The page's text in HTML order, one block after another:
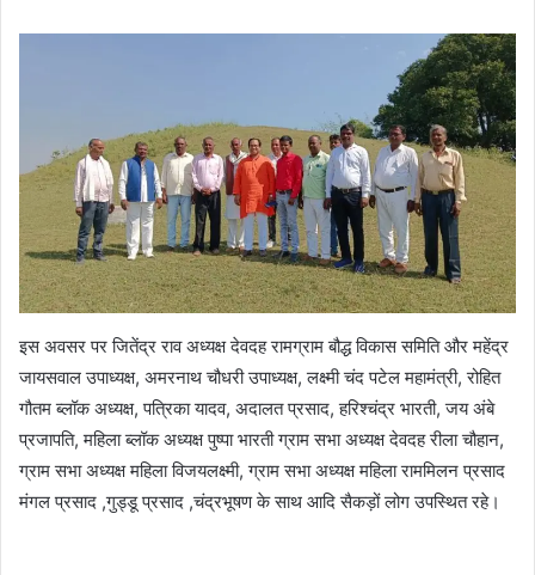
इस अवसर पर जितेंद्र राव अध्यक्ष देवदह रामग्राम बौद्ध विकास समिति और महेंद्र
जायसवाल उपाध्यक्ष, अमरनाथ चौधरी उपाध्यक्ष, लक्ष्मी चंद पटेल महामंत्री, रोहित
गौतम ब्लॉक अध्यक्ष, पत्रिका यादव, अदालत प्रसाद, हरिश्चंद्र भारती, जय अंबे
प्रजापति, महिला ब्लॉक अध्यक्ष पुष्पा भारती ग्राम सभा अध्यक्ष देवदह रीला चौहान,
ग्राम सभा अध्यक्ष महिला विजयलक्ष्मी, ग्राम सभा अध्यक्ष महिला राममिलन प्रसाद
मंगल प्रसाद ,गुड्डू प्रसाद ,चंद्रभूषण के साथ आदि सैकड़ों लोग उपस्थित रहे।